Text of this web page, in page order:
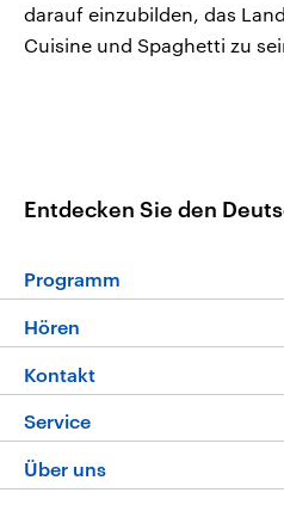
darauf einzubilden, das
Cuisine und Spaghetti zu
Entdecken Sie den
Programm
Die Nachrichten
Nachrichtenleicht
Neue Beiträge auf
Hören
Livestream
Podcasts
Deutschlandfunk App
Kontakt
Hörerservice
Service
FAQ
Über uns